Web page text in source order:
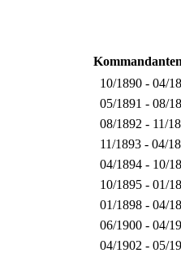
10/1890 - 04/
05/1891 - 08/
08/1892 - 11/
11/1893 - 04/
04/1894 - 10/
10/1895 - 01/
01/1898 - 04/
06/1900 - 04/
04/1902 - 05/